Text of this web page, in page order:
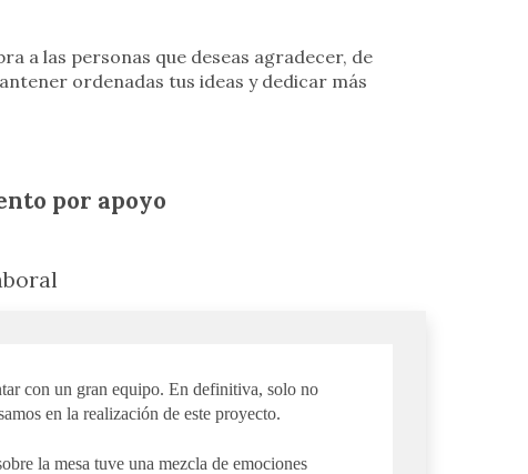
a las personas que deseas agradecer, de
ordenadas tus ideas y dedicar más
por apoyo
con un gran equipo. En definitiva, solo no
en la realización de este proyecto.
la mesa tuve una mezcla de emociones